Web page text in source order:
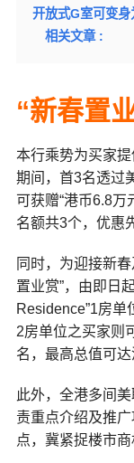
开放式G室可变身
相关文章 :
“新春置
本行乘势为买家
期间，首3名透过
可获赠“港币6.8万
名额共3个，优惠
同时，为迎接新
置业赏”，由即日
Residence”1房单
2房单位之买家则
名，最高总值可达
此外，全港多间
责重点介绍及推
点，冀紧捉楼市商